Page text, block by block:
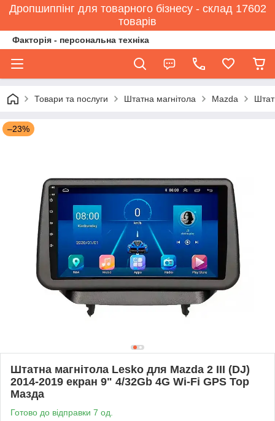
Дропшиппінг для товарного бізнесу - склад 17602
товарів
Факторія - персональна техніка
Товари та послуги Штатна магнітола Mazda
–23%
Штатна магнітола Lesko для Mazda 2 III (DJ)
2014-2019 екран 9" 4/32Gb 4G Wi-Fi GPS Top
Мазда
Готово до відправки 7 од.